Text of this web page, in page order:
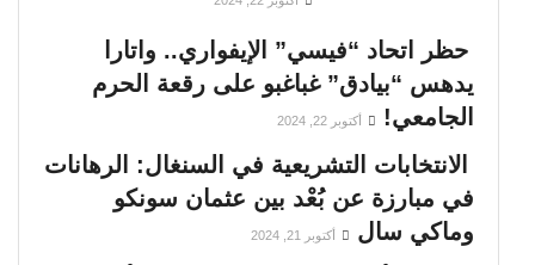
حظر اتحاد “فيسي” الإيفواري.. واتارا
يدهس “بيادق” غباغبو على رقعة الحرم
الجامعي!
أكتوبر 22, 2024
الانتخابات التشريعية في السنغال: الرهانات
في مبارزة عن بُعْد بين عثمان سونكو
وماكي سال
أكتوبر 21, 2024